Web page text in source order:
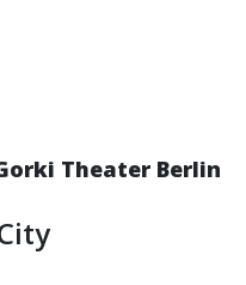
Theater Berlin